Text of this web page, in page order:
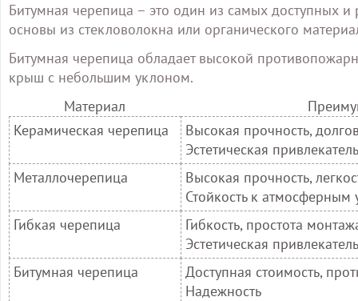
Битумная черепица – это один из самых доступных
основы из стекловолокна или органического
Битумная черепица обладает высокой
крыш с небольшим уклоном.
Материал
Керамическая черепица
Высокая прочность,
Эстетическая
Металлочерепица
Высокая прочность,
Стойкость к атмосферным
Гибкая черепица
Гибкость, простота
Эстетическая
Битумная черепица
Доступная стоимость,
Надежность